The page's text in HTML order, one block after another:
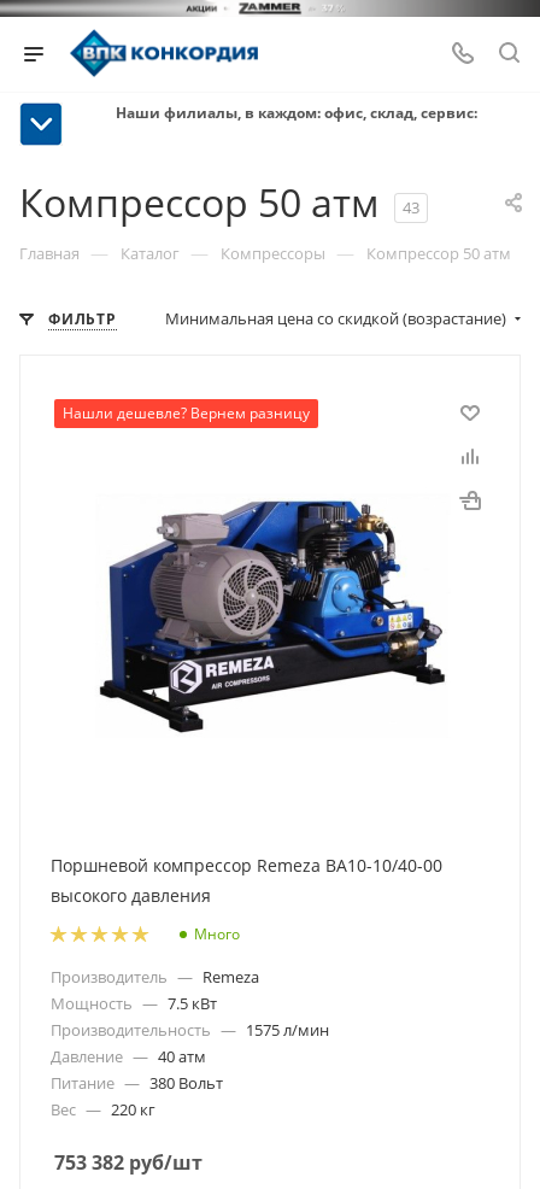
Наши филиалы, в каждом: офис, склад, сервис:
Компрессор 50 атм 43
Главная — Каталог — Компрессоры — Компрессор 50 атм
ФИЛЬТР Минимальная цена со скидкой (возрастание)
Нашли дешевле? Вернем разницу
Поршневой компрессор Remeza ВА10-10/40-00
высокого давления
Много
Производитель — Remeza
Мощность — 7.5 кВт
Производительность — 1575 л/мин
Давление — 40 атм
Питание — 380 Вольт
Вес — 220 кг
753 382 руб/шт